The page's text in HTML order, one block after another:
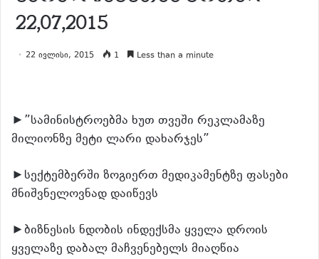
22,07,2015
22 ივლისი, 2015 1 Less than a minute
►”სამინისტროებმა ხუთ თვეში რეკლამაზე
მილიონზე მეტი ლარი დახარჯეს”
►სექტემბერში ზოგიერთ მედიკამენტზე ფასები
მნიშვნელოვნად დაიწევს
►ბიზნესის ნდობის ინდექსმა ყველა დროის
ყველაზე დაბალ მაჩვენებელს მიაღწია